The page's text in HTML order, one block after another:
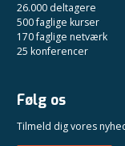
26.000 deltagere
500 faglige kurser
170 faglige netværk
25 konferencer
Følg os
Tilmeld dig vores